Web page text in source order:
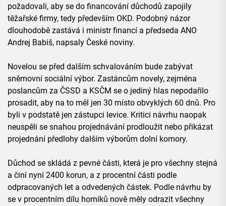
požadovali, aby se do financování důchodů zapojily
těžařské firmy, tedy především OKD. Podobný názor
dlouhodobě zastává i ministr financí a předseda ANO
Andrej Babiš, napsaly České noviny.
Novelou se před dalším schvalováním bude zabývat
sněmovní sociální výbor. Zastáncům novely, zejména
poslancům za ČSSD a KSČM se o jediný hlas nepodařilo
prosadit, aby na to měl jen 30 místo obvyklých 60 dnů. Pro
byli v podstatě jen zástupci levice. Kritici návrhu naopak
neuspěli se snahou projednávání prodloužit nebo přikázat
projednání předlohy dalším výborům dolní komory.
Důchod se skládá z pevné části, která je pro všechny stejná
a činí nyní 2400 korun, a z procentní části podle
odpracovaných let a odvedených částek. Podle návrhu by
se v procentním dílu horníků nově měly odrazit všechny